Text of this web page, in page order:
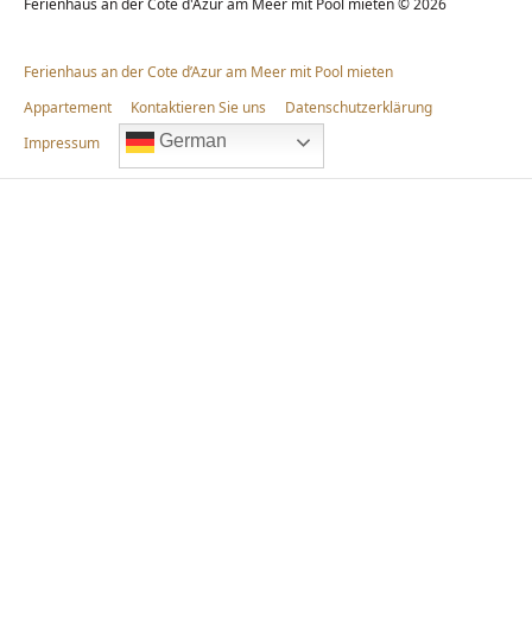
Ferienhaus an der Cote d’Azur am Meer mit Pool mieten
Appartement
Kontaktieren Sie uns
Datenschutzerklärung
Impressum
German